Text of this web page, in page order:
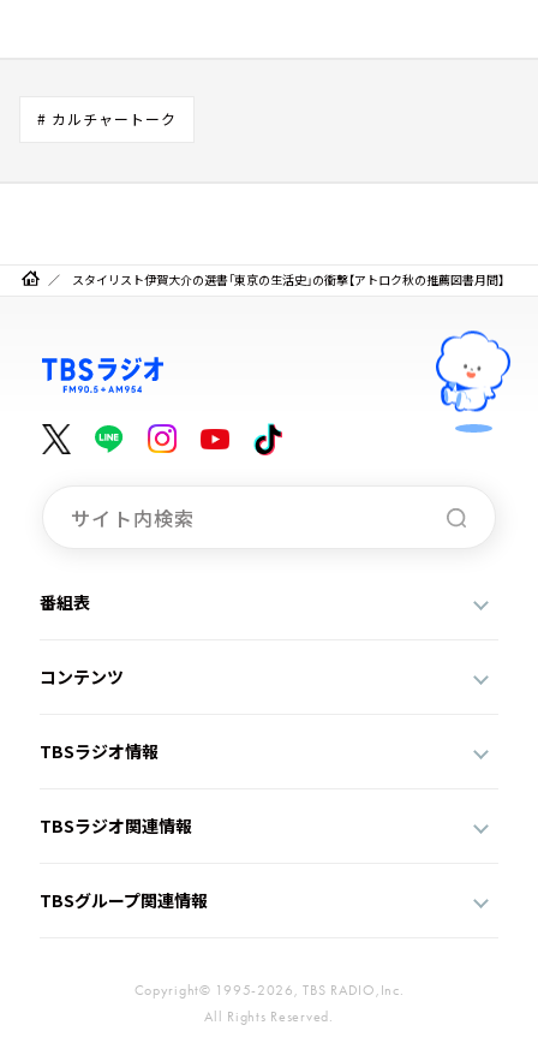
# カルチャートーク
スタイリスト伊賀大介の選書「東京の生活史」の衝撃【アトロク秋の推薦図書月間】
番組表
コンテンツ
TBSラジオ情報
TBSラジオ関連情報
TBSグループ関連情報
Copyright© 1995-2026, TBS RADIO,Inc.
All Rights Reserved.